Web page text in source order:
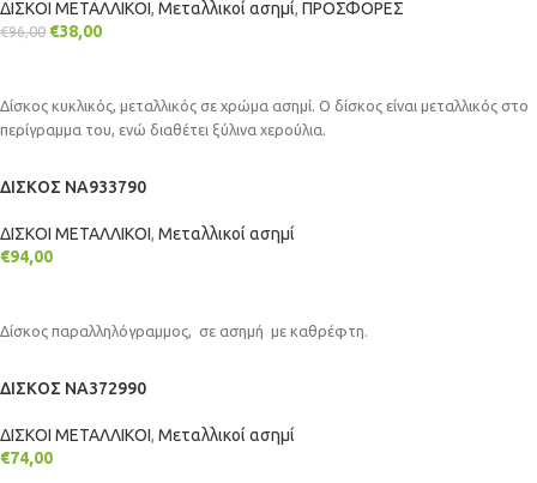
ΔΙΣΚΟΙ ΜΕΤΑΛΛΙΚΟΙ, Μεταλλικοί ασημί, ΠΡΟΣΦΟΡΕΣ
€96,00 €38,00
Δίσκος κυκλικός, μεταλλικός σε χρώμα ασημί. Ο δίσκος είναι μεταλλικός στο
περίγραμμα του, ενώ διαθέτει ξύλινα χερούλια.
ΔΙΣΚΟΣ NA933790
ΔΙΣΚΟΙ ΜΕΤΑΛΛΙΚΟΙ, Μεταλλικοί ασημί
€94,00
Δίσκος παραλληλόγραμμος, σε ασημή με καθρέφτη.
ΔΙΣΚΟΣ NA372990
ΔΙΣΚΟΙ ΜΕΤΑΛΛΙΚΟΙ, Μεταλλικοί ασημί
€74,00